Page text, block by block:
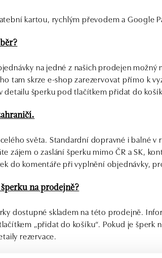
kartou, rychlým převodem a Google
na jedné z našich prodejen možný
tam skrze e-shop zarezervovat přímo k
detailu šperku pod tlačítkem přidat do
světa. Standardní dopravné i balné v
zájem o zaslání šperku mimo ČR a SK,
do komentáře při vyplnění objednávky,
šperku na prodejně?
dostupné skladem na této prodejně.
„přidat do košíku“. Pokud je šperk
rezervace.